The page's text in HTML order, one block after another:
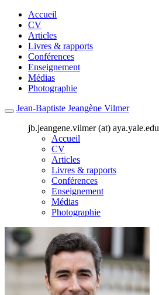
Accueil
CV
Articles
Livres & rapports
Conférences
Enseignement
Médias
Photographie
Jean-Baptiste Jeangène Vilmer
jb.jeangene.vilmer (at) aya.yale.edu
Accueil
CV
Articles
Livres & rapports
Conférences
Enseignement
Médias
Photographie